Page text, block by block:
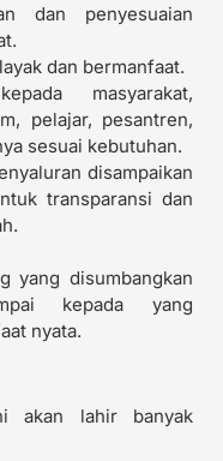
dan penyesuaian
dan bermanfaat.
masyarakat,
pelajar, pesantren,
sesuai kebutuhan.
disampaikan
transparansi dan
yang disumbangkan
kepada yang
nyata.
akan lahir banyak